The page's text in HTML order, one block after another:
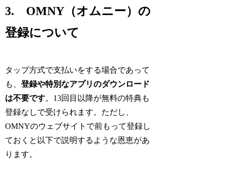
3. OMNY（オムニー）の
登録について
タップ方式で支払いをする場合であって
も、登録や特別なアプリのダウンロード
は不要です。13回目以降が無料の特典も
登録なしで受けられます。ただし、
OMNYのウェブサイトで前もって登録し
ておくと以下で説明するような恩恵があ
ります。